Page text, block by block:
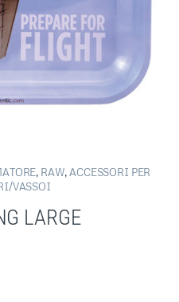
, RAW,ACCESSORI PER
VASSOI
LARGE